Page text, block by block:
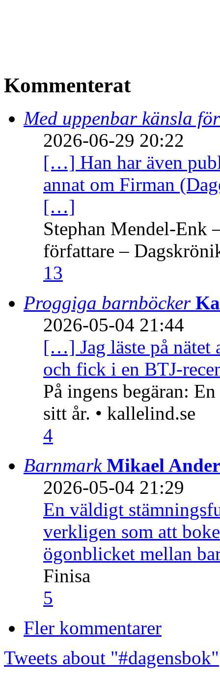
Kommenterat
Med uppenbar känsla
2026-06-29 20:22
[…] Han har även
annat om Firman
[…]
Stephan Mendel-Enk
författare –
13
Proggiga barnböcker
2026-05-04 21:44
[…] Jag läste på nätet
och fick i en BTJ-
På ingens begäran:
sitt år. • kallelind.se
4
Barnmark Mikael
2026-05-04 21:29
En väldigt
verkligen som att
ögonblicket mellan
Finisa
5
Fler kommentarer
Tweets about "#dagensbok"